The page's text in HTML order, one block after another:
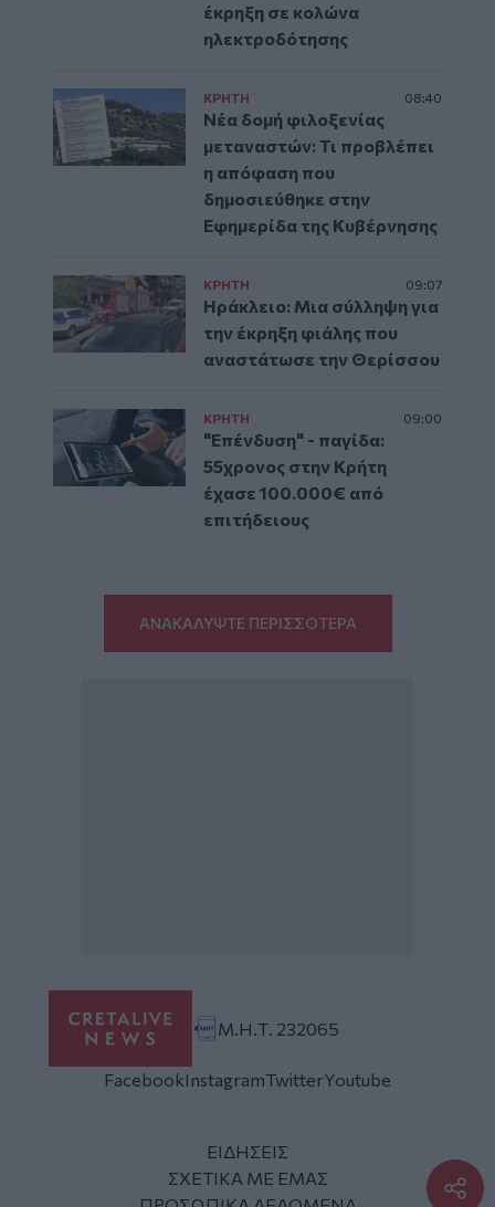
έκρηξη σε κολώνα
ηλεκτροδότησης
ΚΡΗΤΗ 08:40
Νέα δομή φιλοξενίας
μεταναστών: Τι προβλέπει
η απόφαση που
δημοσιεύθηκε στην
Εφημερίδα της Κυβέρνησης
ΚΡΗΤΗ 09:07
Ηράκλειο: Μια σύλληψη για
την έκρηξη φιάλης που
αναστάτωσε την Θερίσσου
ΚΡΗΤΗ 09:00
"Επένδυση" - παγίδα:
55χρονος στην Κρήτη
έχασε 100.000€ από
επιτήδειους
ΑΝΑΚΑΛΥΨΤΕ ΠΕΡΙΣΣΟΤΕΡΑ
Μ.Η.Τ. 232065
FacebookInstagramTwitterYoutube
ΕΙΔΗΣΕΙΣ
ΣΧΕΤΙΚΑ ΜΕ ΕΜΑΣ